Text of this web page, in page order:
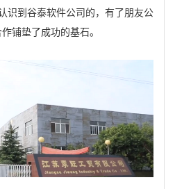
识到谷泰软件公司的，有了朋友公
铺垫了成功的基石。